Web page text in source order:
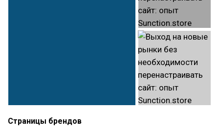
Страницы брендов